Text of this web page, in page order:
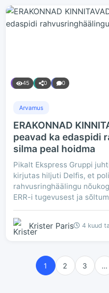
45 0 0
Arvamus
ERAKONNAD
peavad ka edaspidi
silma peal hoidma
Pikalt Ekspress Gruppi
kirjutas hiljuti Delfis, et
rahvusringhäälingu
ERR-i tugevusest ja
Krister Paris 4 kuud
1 2 3 …